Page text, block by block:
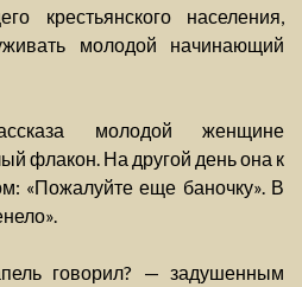
крестьянского населения,
молодой начинающий
молодой женщине
флакон. На другой день она к
«Пожалуйте еще баночку». В
говорил? — задушенным